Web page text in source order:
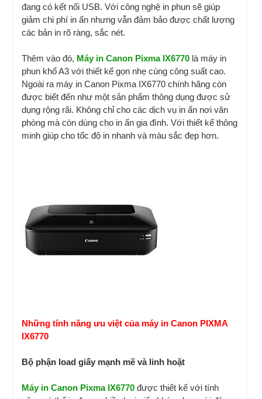
đang có kết nối USB. Với công nghệ in phun sẽ giúp
giảm chi phí in ấn nhưng vẫn đảm bảo được chất lượng
các bản in rõ ràng, sắc nét.
Thêm vào đó, Máy in Canon Pixma IX6770 là máy in
phun khổ A3 với thiết kế gọn nhẹ cùng công suất cao.
Ngoài ra máy in Canon Pixma IX6770 chính hãng còn
được biết đến như một sản phẩm thông dụng được sử
dụng rộng rãi. Không chỉ cho các dịch vụ in ấn nơi văn
phòng mà còn dùng cho in ấn gia đình. Với thiết kế thông
minh giúp cho tốc độ in nhanh và màu sắc đẹp hơn.
Những tính năng ưu việt của máy in Canon PIXMA
IX6770
Bộ phận load giấy mạnh mẽ và linh hoặt
Máy in Canon Pixma IX6770 được thiết kế với tính